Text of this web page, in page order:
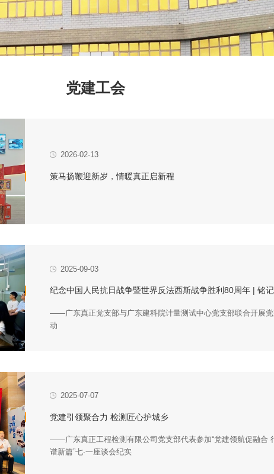
党建工会
2026-02-13
策马扬鞭迎新岁，情暖真正启新程
2025-09-03
纪念中国人民抗日战争暨世界反法西斯战争胜利80周年 | 铭记历史 共
——广东真正党支部与广东建科院计量测试中心党支部联合开展
动
2025-07-07
党建引领聚合力 检测匠心护城乡
——广东真正工程检测有限公司党支部代表参加“党建领航促融合
谱新篇”七·一座谈会纪实